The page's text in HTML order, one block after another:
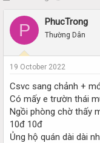
a
t
a
r
t
e
r
a
t
t
e
P PhucTrong
Thường Dân
19 October 2022
Csvc sang chảnh +
Có mấy e trườn thái
Ngồi phòng chờ thấy
10đ 10đ
Ủng hộ quán dài dài